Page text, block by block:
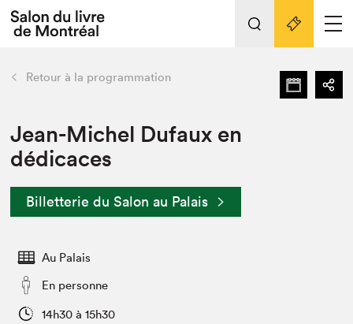
Espace médias
Tout sur l'édition 2022
Actualités
Vidéos et Balados
retour Nos activités
Édition 2022
Planifier sa visite
Nous connaître
Projets partenaires 2022
Liens pratiques
Retour à la programmation
Jean-Michel Dufaux en
dédicaces
Billetterie du Salon au Palais
Au Palais
En personne
14h30 à 15h30